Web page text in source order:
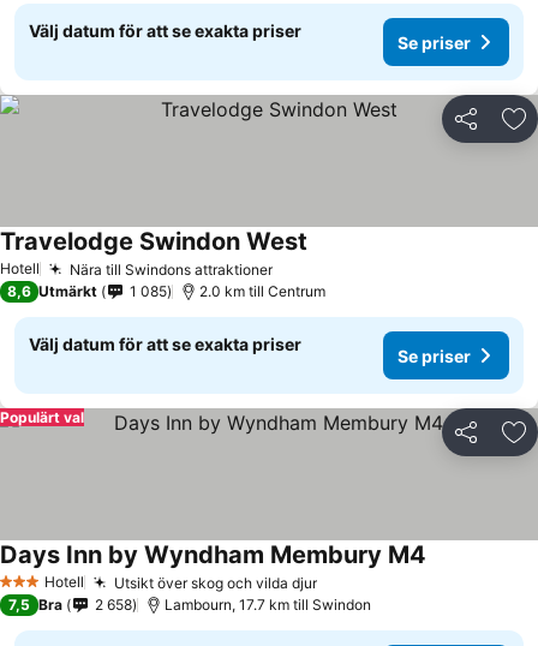
Välj datum för att se exakta priser
Se priser
Dela
Hotell Nära till Swindons attraktionerSe priser
Travelodge Swindon West
8,6 Utmärkt 1 085 2.0 km till Centrum
Välj datum för att se exakta priser
Se priser
Dela
Populärt val
3 StjärnorHotell Utsikt över skog och vilda djurSe priser
Days Inn by Wyndham Membury M4
7,5 Bra 2 658 Lambourn, 17.7 km till Swindon